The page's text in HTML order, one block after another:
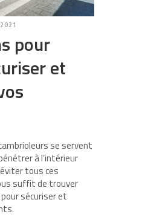
pour
et
se servent
à l’intérieur
tous ces
suffit de trouver
sécuriser et